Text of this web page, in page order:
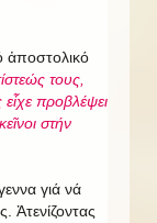
ἀποστολικό
τους,
εἶχε προβλέψει
κεῖνοι στήν
γιά νά
Ἀτενίζοντας